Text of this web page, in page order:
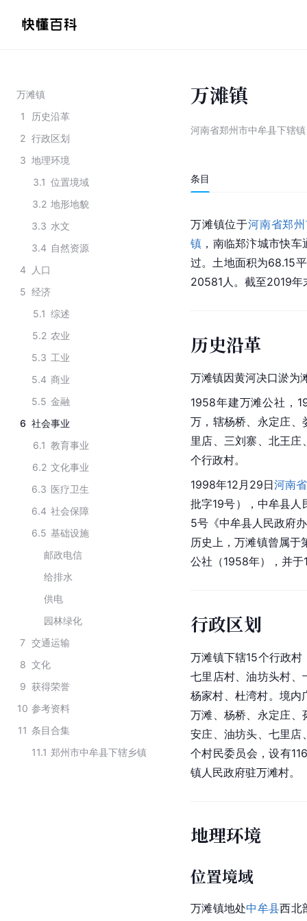
万滩镇
1
历史沿革
2 行政区划
3 地理环境
3.1 位置境域
3.2 地形地貌
3.3 水文
3.4 自然资源
4
人口
5 经济
5.1 综述
5.2 农业
5.3 工业
5.4 商业
5.5 金融
6 社会事业
6.1 教育事业
6.2 文化事业
6.3 医疗卫生
6.4 社会保障
6.5 基础设施
邮政电信
给排水
供电
园林绿化
7 交通运输
8 文化
9 获得荣誉
10 参考资料
11 条目合集
11.1 郑州市中牟县下辖乡镇
万滩镇
河南省郑州市中牟县下辖镇
条目
万滩镇位于河南省郑
镇 ，南临郑汴城市快
过。土地面积为68.15
20581人。截至2019
历史沿革
万滩镇因黄河决口淤为
1958年建万滩公社，
万，辖杨桥、永定庄、
里店、三刘寨、北王
个行政村。
1998年12月29日河南
批字19号），中牟县
5号《中牟县人民政府
历史上，万滩镇曾属于
公社（1958年），并
行政区划
万滩镇下辖15个行政
七里店村、油坊头村、
杨家村、杜湾村。境内
万滩、 杨桥 、永定庄
安庄、油坊头、七里店
个村民委员会，设有
镇人民政府驻万滩村。
地理环境
位置境域
万滩镇地处中牟县西北